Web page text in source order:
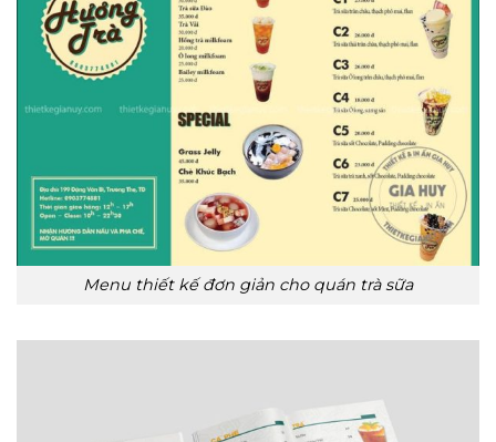
Menu thiết kế đơn giản cho quán trà sữa